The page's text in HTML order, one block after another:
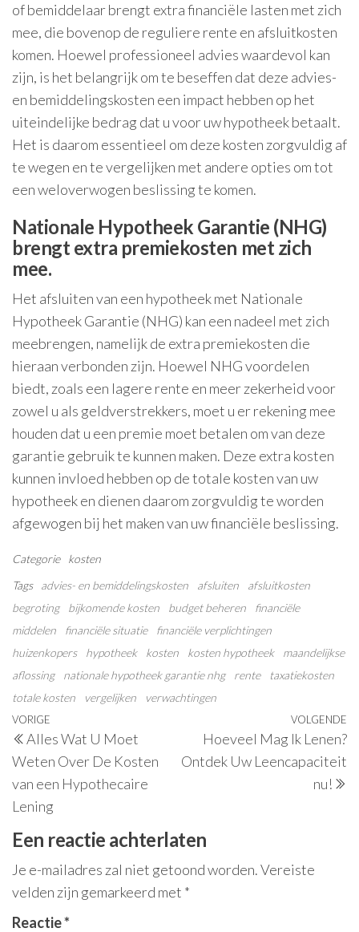
of bemiddelaar brengt extra financiële lasten met zich
mee, die bovenop de reguliere rente en afsluitkosten
komen. Hoewel professioneel advies waardevol kan
zijn, is het belangrijk om te beseffen dat deze advies-
en bemiddelingskosten een impact hebben op het
uiteindelijke bedrag dat u voor uw hypotheek betaalt.
Het is daarom essentieel om deze kosten zorgvuldig af
te wegen en te vergelijken met andere opties om tot
een weloverwogen beslissing te komen.
Nationale Hypotheek Garantie (NHG)
brengt extra premiekosten met zich
mee.
Het afsluiten van een hypotheek met Nationale
Hypotheek Garantie (NHG) kan een nadeel met zich
meebrengen, namelijk de extra premiekosten die
hieraan verbonden zijn. Hoewel NHG voordelen
biedt, zoals een lagere rente en meer zekerheid voor
zowel u als geldverstrekkers, moet u er rekening mee
houden dat u een premie moet betalen om van deze
garantie gebruik te kunnen maken. Deze extra kosten
kunnen invloed hebben op de totale kosten van uw
hypotheek en dienen daarom zorgvuldig te worden
afgewogen bij het maken van uw financiële beslissing.
Categorie
kosten
Tags
advies- en bemiddelingskosten afsluiten
afsluitkosten
begroting
bijkomende kosten budget beheren
financiële
middelen
financiële situatie
financiële verplichtingen
huizenkopers
hypotheek kosten kosten hypotheek
maandelijkse
aflossing
nationale hypotheek garantie nhg rente
taxatiekosten
totale kosten
vergelijken verwachtingen
Berichtnavigatie
Vorig
bericht
VORIGE
Alles Wat U Moet
Weten Over De Kosten
van een Hypothecaire
Lening
VOLGENDE
Hoeveel Mag Ik Lenen?
Ontdek Uw Leencapaciteit
nu!
Een reactie achterlaten
Je e-mailadres zal niet getoond worden.Vereiste
velden zijn gemarkeerd met *
Reactie*